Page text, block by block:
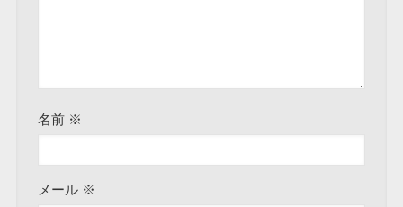
名前 ※
メール ※